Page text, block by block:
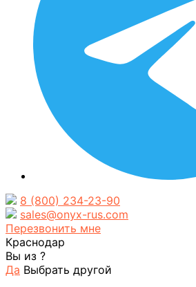
8 (800) 234-23-90
sales@onyx-rus.com
Перезвонить мне
Краснодар
Вы из ?
Да Выбрать другой